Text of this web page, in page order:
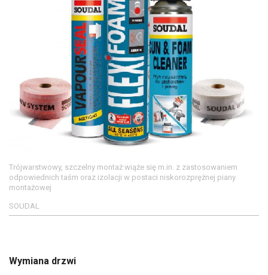
Trójwarstwowy, szczelny montaż wiąże się m.in. z zastosowaniem
odpowiednich taśm oraz izolacji w postaci niskorozprężnej piany
montażowej
SOUDAL
Wymiana drzwi